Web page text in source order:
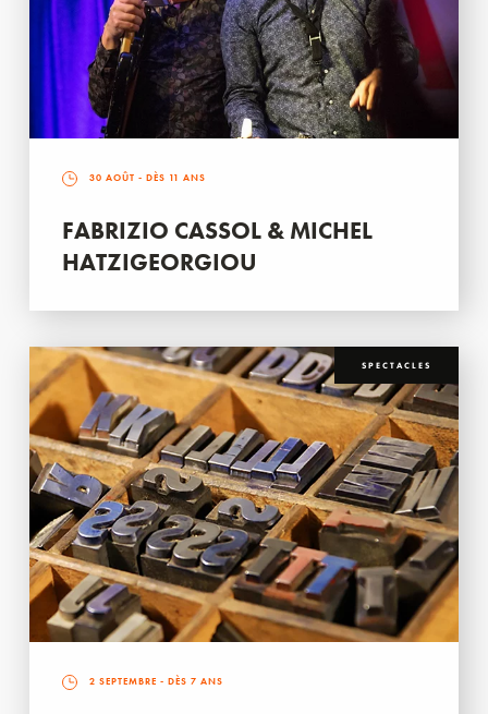
30 AOÛT - DÈS 11 ANS
FABRIZIO CASSOL & MICHEL
HATZIGEORGIOU
SPECTACLES
2 SEPTEMBRE - DÈS 7 ANS